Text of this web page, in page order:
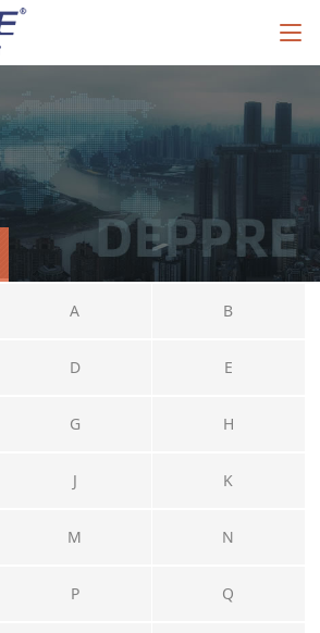
A B
D E
G H
J K
M N
P Q